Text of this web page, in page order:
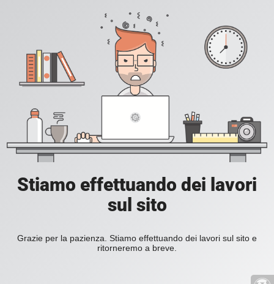
Stiamo effettuando dei lavori
sul sito
Grazie per la pazienza. Stiamo effettuando dei lavori sul sito e
ritorneremo a breve.